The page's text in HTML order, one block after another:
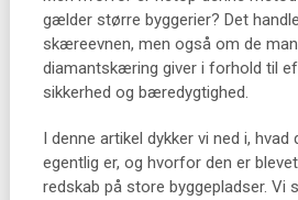
gælder større byggerier? Det
skæreevnen, men også om de
diamantskæring giver i forhold til
sikkerhed og bæredygtighed.
I denne artikel dykker vi ned i,
egentlig er, og hvorfor den er
redskab på store byggepladser. Vi